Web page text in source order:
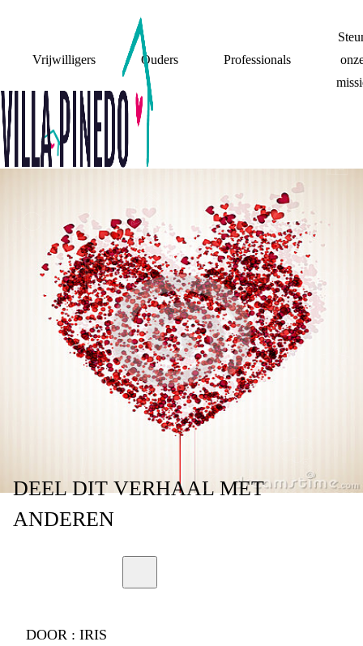
Vrijwilligers Ouders Professionals
SPOREN
DEELDIT VERHAALMET
ANDEREN
DOOR : IRIS